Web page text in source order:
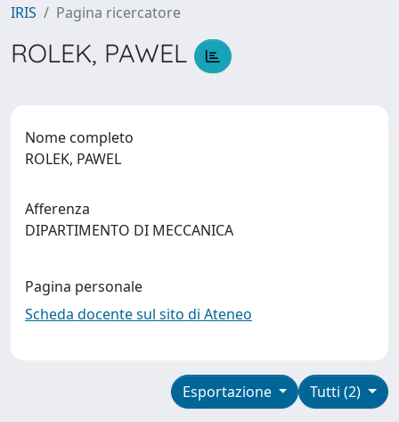
IRIS Pagina ricercatore
ROLEK, PAWEL
Nome completo
ROLEK, PAWEL
Afferenza
DIPARTIMENTO DI MECCANICA
Pagina personale
Scheda docente sul sito di Ateneo
Tutti (2)
Esportazione